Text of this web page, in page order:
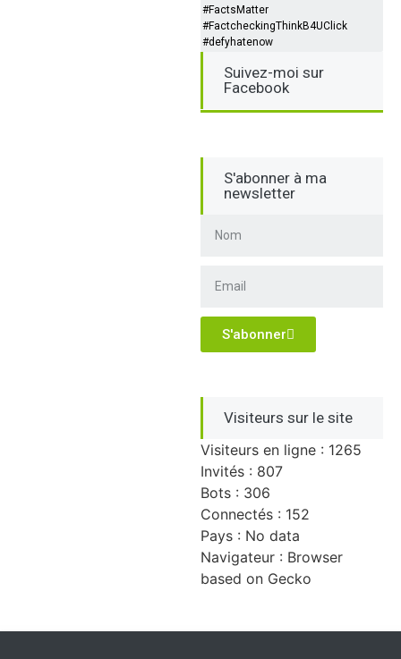
#FactsMatter
#FactcheckingThinkB4UClick
#defyhatenow
Suivez-moi sur
Facebook
S'abonner à ma
newsletter
S'abonner
Visiteurs sur le site
Visiteurs en ligne : 1265
Invités : 807
Bots : 306
Connectés : 152
Pays : No data
Navigateur : Browser
based on Gecko